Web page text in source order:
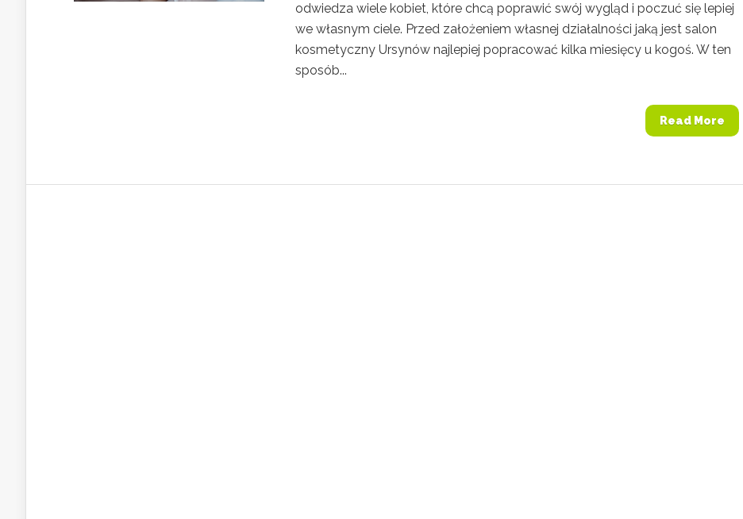
odwiedza wiele kobiet, które chcą poprawić swój wygląd i poczuć się lepiej
we własnym ciele. Przed założeniem własnej działalności jaką jest salon
kosmetyczny Ursynów najlepiej popracować kilka miesięcy u kogoś. W ten
sposób...
Read More